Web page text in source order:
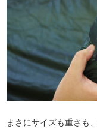
まさにサイズも重さも